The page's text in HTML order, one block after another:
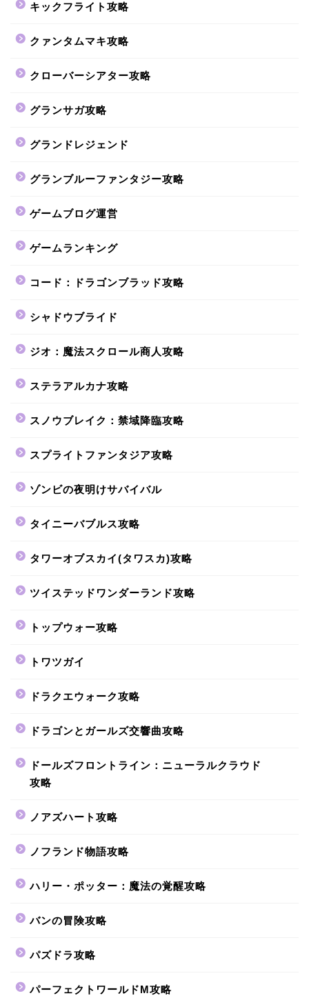
キックフライト攻略
クァンタムマキ攻略
クローバーシアター攻略
グランサガ攻略
グランドレジェンド
グランブルーファンタジー攻略
ゲームブログ運営
ゲームランキング
コード：ドラゴンブラッド攻略
シャドウブライド
ジオ：魔法スクロール商人攻略
ステラアルカナ攻略
スノウブレイク：禁域降臨攻略
スプライトファンタジア攻略
ゾンビの夜明けサバイバル
タイニーバブルス攻略
タワーオブスカイ(タワスカ)攻略
ツイステッドワンダーランド攻略
トップウォー攻略
トワツガイ
ドラクエウォーク攻略
ドラゴンとガールズ交響曲攻略
ドールズフロントライン：ニューラルクラウド
攻略
ノアズハート攻略
ノフランド物語攻略
ハリー・ポッター：魔法の覚醒攻略
バンの冒険攻略
パズドラ攻略
パーフェクトワールドM攻略